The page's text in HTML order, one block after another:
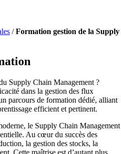
/Formation gestion de la Supply
Supply Chain Management ?
dans la gestion des flux
parcours de formation dédié, alliant
efficient et pertinent.
le Supply Chain Management
Au cœur du succès des
la gestion des stocks, la
Cette maîtrise est d’autant plus